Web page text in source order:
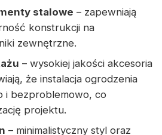
stalowe – zapewniają
konstrukcji na
zewnętrzne.
– wysokiej jakości akcesoria
że instalacja ogrodzenia
i bezproblemowo, co
projektu.
– minimalistyczny styl oraz